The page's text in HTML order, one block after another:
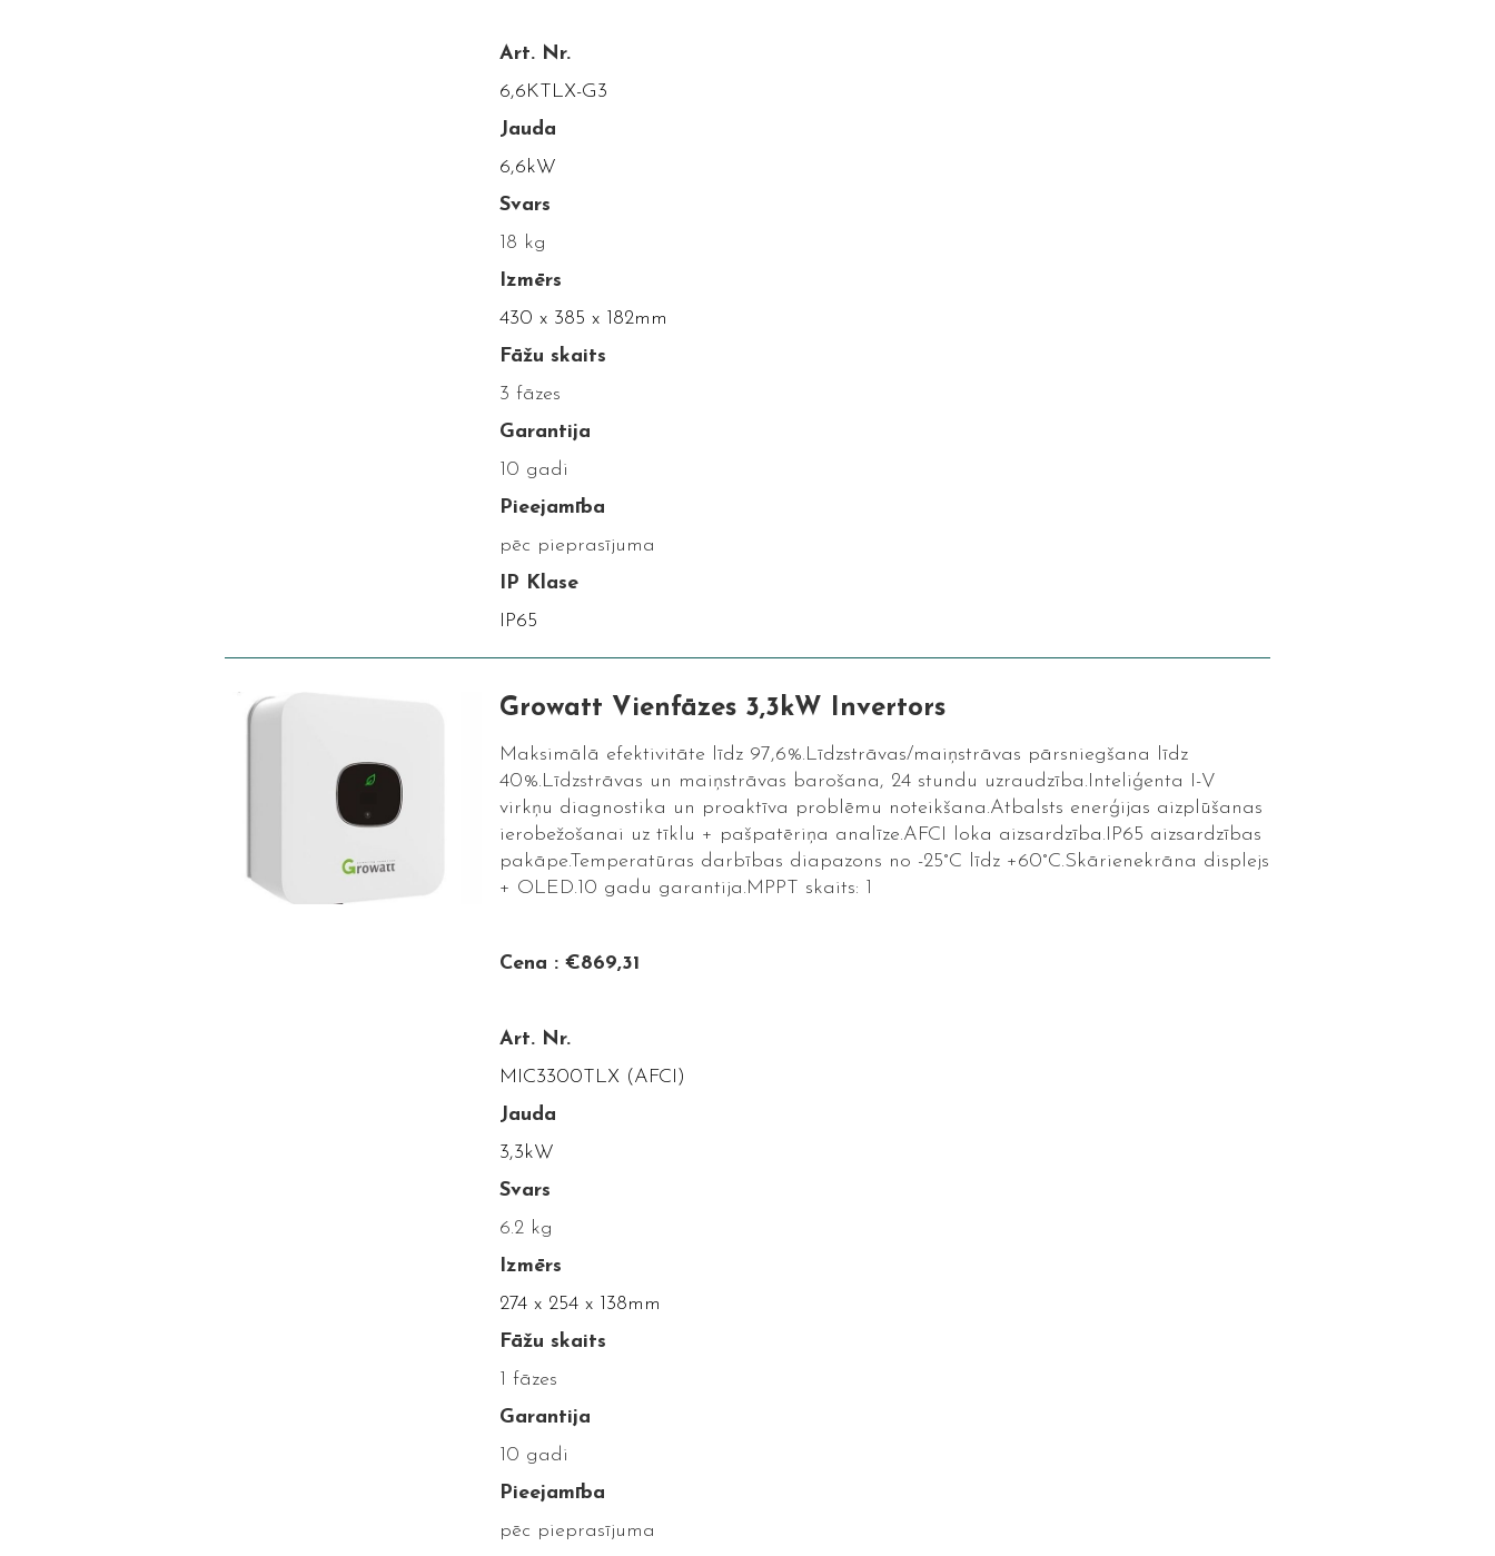
Art. Nr.
6,6KTLX-G3
Jauda
6,6kW
Svars
18 kg
Izmērs
430 x 385 x 182mm
Fāžu skaits
3 fāzes
Garantija
10 gadi
Pieejamība
pēc pieprasījuma
IP Klase
IP65
Growatt Vienfāzes 3,3kW Invertors
Maksimālā efektivitāte līdz 97,6%.Līdzstrāvas/maiņstrāvas pārsniegšana līdz
40%.Līdzstrāvas un maiņstrāvas barošana, 24 stundu uzraudzība.Inteliģenta I-V
virkņu diagnostika un proaktīva problēmu noteikšana.Atbalsts enerģijas aizplūšanas
ierobežošanai uz tīklu + pašpatēriņa analīze.AFCI loka aizsardzība.IP65 aizsardzības
pakāpe.Temperatūras darbības diapazons no -25°C līdz +60°C.Skārienekrāna displejs
+ OLED.10 gadu garantija.MPPT skaits: 1
Cena : €869,31
Art. Nr.
MIC3300TLX (AFCI)
Jauda
3,3kW
Svars
6.2 kg
Izmērs
274 x 254 x 138mm
Fāžu skaits
1 fāzes
Garantija
10 gadi
Pieejamība
pēc pieprasījuma